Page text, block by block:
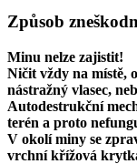
Způsob
Minu nelze zajistit!
Ničit vždy na místě,
nástražný vlasec,
Autodestrukční
terén a proto
V okolí miny se
vrchní křížová